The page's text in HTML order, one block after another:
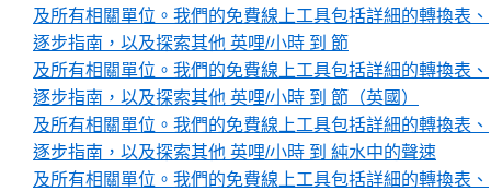
及所有相關單位。我們的免費線上工具包括詳細的轉換表、
逐步指南，以及探索其他 英哩/小時 到 節
及所有相關單位。我們的免費線上工具包括詳細的轉換表、
逐步指南，以及探索其他 英哩/小時 到 節（英國）
及所有相關單位。我們的免費線上工具包括詳細的轉換表、
逐步指南，以及探索其他 英哩/小時 到 純水中的聲速
及所有相關單位。我們的免費線上工具包括詳細的轉換表、